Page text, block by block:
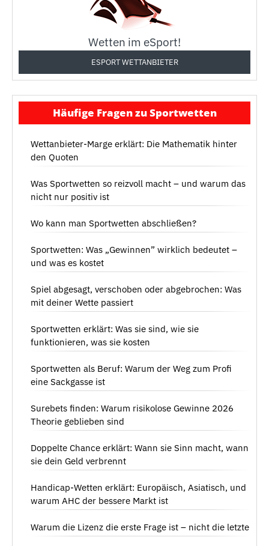
Wetten im eSport!
ESPORT WETTANBIETER
Häufige Fragen zu Sportwetten
Wettanbieter-Marge erklärt: Die Mathematik hinter
den Quoten
Was Sportwetten so reizvoll macht – und warum das
nicht nur positiv ist
Wo kann man Sportwetten abschließen?
Sportwetten: Was „Gewinnen” wirklich bedeutet –
und was es kostet
Spiel abgesagt, verschoben oder abgebrochen: Was
mit deiner Wette passiert
Sportwetten erklärt: Was sie sind, wie sie
funktionieren, was sie kosten
Sportwetten als Beruf: Warum der Weg zum Profi
eine Sackgasse ist
Surebets finden: Warum risikolose Gewinne 2026
Theorie geblieben sind
Doppelte Chance erklärt: Wann sie Sinn macht, wann
sie dein Geld verbrennt
Handicap-Wetten erklärt: Europäisch, Asiatisch, und
warum AHC der bessere Markt ist
Warum die Lizenz die erste Frage ist – nicht die letzte